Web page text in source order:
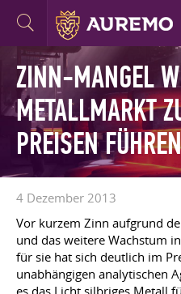
ZINN-MANGEL
METALLMARKT
PREISEN FÜHREN
4 Dezember 2013
Vor kurzem Zinn aufgrund
und das weitere Wachstum
für sie hat sich deutlich im
unabhängigen analytischen
es das Licht silbriges Metall